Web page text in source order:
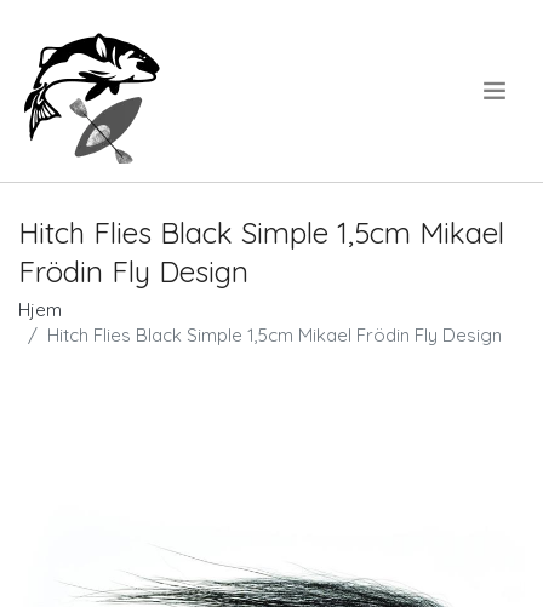
Hitch Flies Black Simple 1,5cm Mikael
Frödin Fly Design
Hjem
Hitch Flies Black Simple 1,5cm Mikael Frödin Fly Design